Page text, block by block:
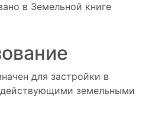
в Земельной книге
для застройки в
действующими земельными